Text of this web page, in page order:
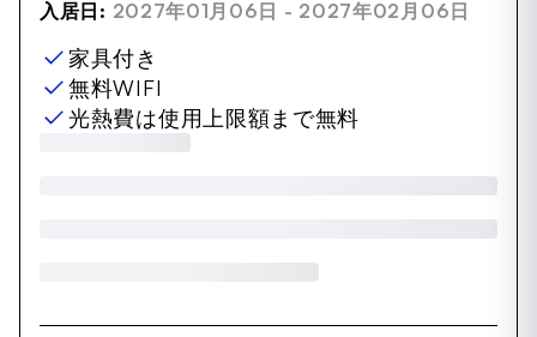
入居日: 2027年01月06日 - 2027年02月06日
家具付き
無料WIFI
光熱費は使用上限額まで無料